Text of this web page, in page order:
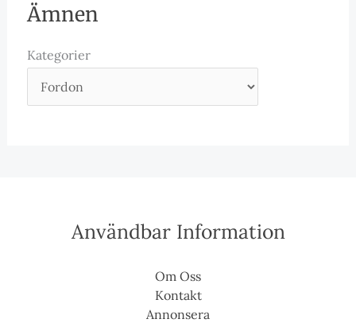
Ämnen
Kategorier
Användbar Information
Om Oss
Kontakt
Annonsera